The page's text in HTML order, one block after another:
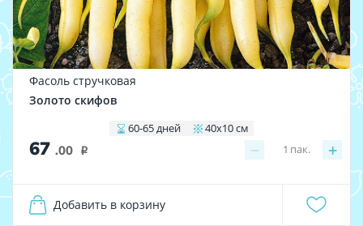
Фасоль стручковая
Золото скифов
60-65 дней 40х10 см
67 .00 i − +
1 пак.
Добавить в корзину